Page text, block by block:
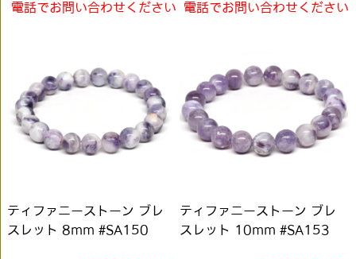
電話でお問い合わせください
電話でお問い合わせください
ティファニーストーン ブレ
スレット 8mm #SA150
ティファニーストーン ブレ
スレット 10mm #SA153